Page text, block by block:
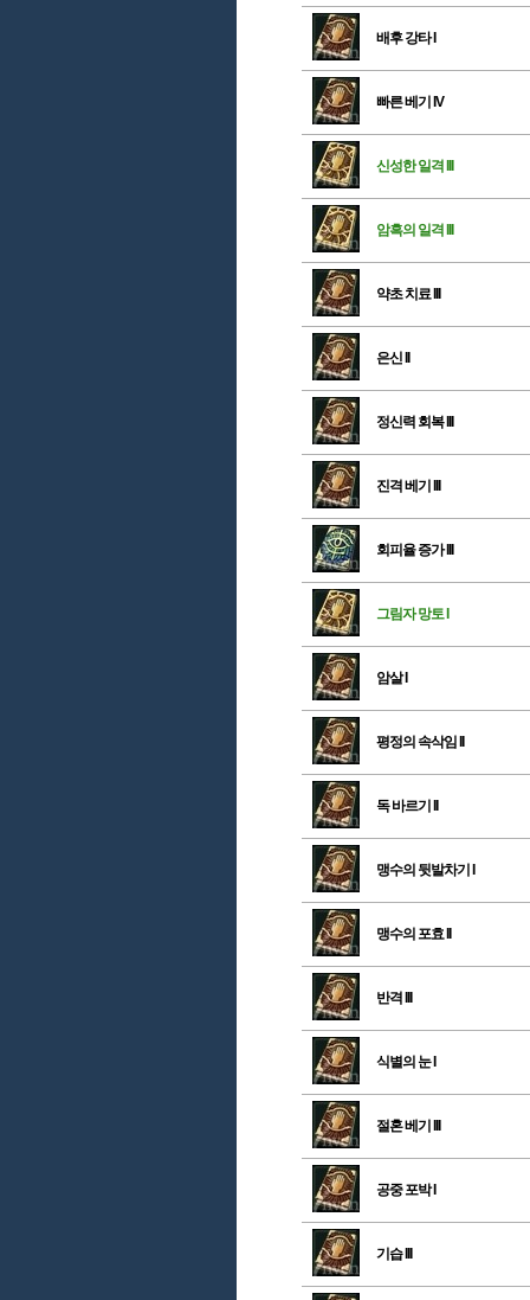
배후 강타 I
빠른 베기 IV
신성한 일격 III
암흑의 일격 III
약초 치료 III
은신 II
정신력 회복 III
진격 베기 III
회피율 증가 III
그림자 망토 I
암살 I
평정의 속삭임 II
독 바르기 II
맹수의 뒷발차기 I
맹수의 포효 II
반격 III
식별의 눈 I
절혼 베기 III
공중 포박 I
기습 III